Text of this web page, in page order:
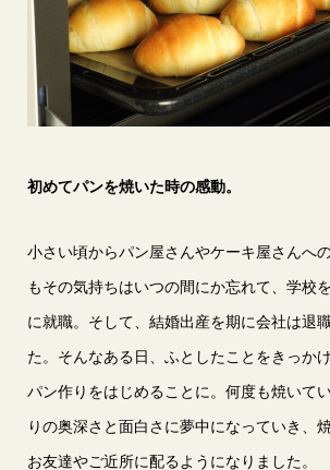
初めてパンを焼いた時の感動。
小さい頃からパン屋さんやケーキ屋さんへ
もその気持ちはいつの間にか忘れて、学校
に就職。そして、結婚出産を期に会社は退
た。そんなある日、ふとしたことをきっか
パン作りをはじめることに。何度も焼いて
りの奥深さと面白さに夢中になっていき、
お友達やご近所に配るようになりました。